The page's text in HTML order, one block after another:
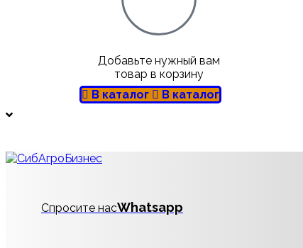
Добавьте нужный вам
товар в корзину
В каталог
В каталог
Спросите насWhatsapp